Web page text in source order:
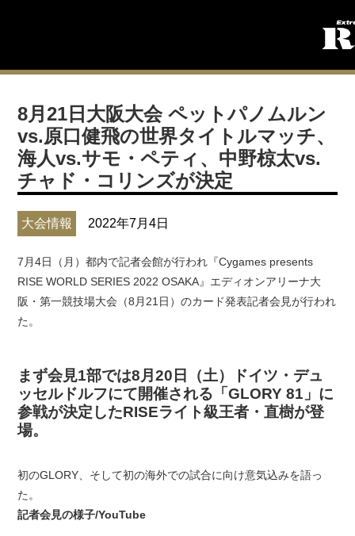
8月21日大阪大会 ペットパノムルン
vs.原口健飛の世界タイトルマッチ、
海人vs.サモ・ペティ、中野椋太vs.
チャド・コリンズが決定
大会情報 2022年7月4日
7月4日（月）都内で記者会館が行われ『Cygames presents
RISE WORLD SERIES 2022 OSAKA』エディオンアリーナ大
阪・第一競技場大会（8月21日）のカード発表記者会見が行われ
た。
まず会見1部では8月20日（土）ドイツ・デュ
ッセルドルフにて開催される「GLORY 81」に
参戦が決定したRISEライト級王者・直樹が登
場。
初のGLORY、そして初の海外での試合に向け意気込みを語っ
た。
記者会見の様子/YouTube